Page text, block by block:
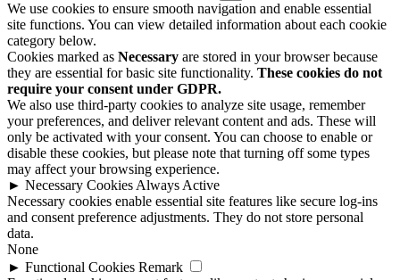
We use cookies to ensure smooth navigation and enable essential
site functions. You can view detailed information about each cookie
category below.
Cookies marked as Necessary are stored in your browser because
they are essential for basic site functionality. These cookies do not
require your consent under GDPR.
We also use third-party cookies to analyze site usage, remember
your preferences, and deliver relevant content and ads. These will
only be activated with your consent. You can choose to enable or
disable these cookies, but please note that turning off some types
may affect your browsing experience.
► Necessary Cookies Always Active
Necessary cookies enable essential site features like secure log-ins
and consent preference adjustments. They do not store personal
data.
None
► Functional Cookies Remark